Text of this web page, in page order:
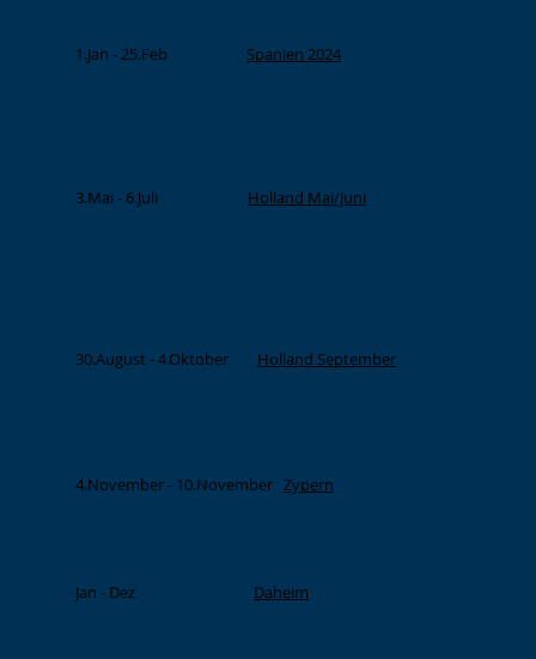
1.Jan - 25.Feb Spanien 2024
3.Mai - 6.Juli Holland Mai/Juni
30.August - 4.Oktober Holland September
4.November - 10.November Zypern
Jan - Dez Daheim